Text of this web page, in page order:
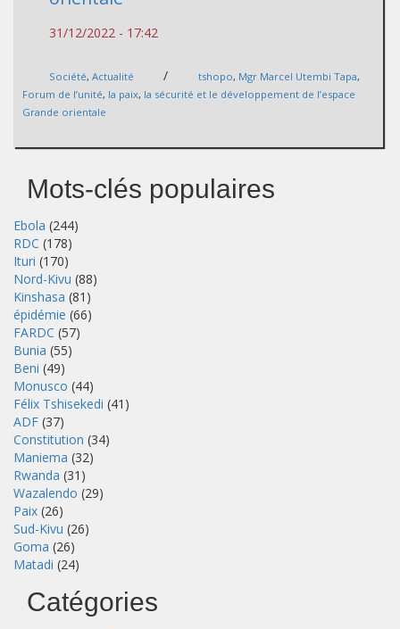
31/12/2022 - 17:42
Société, Actualité / tshopo, Mgr Marcel Utembi Tapa,
Forum de l’unité, la paix, la sécurité et le développement de l’espace
Grande orientale
Mots-clés populaires
Ebola (244)
RDC (178)
Ituri (170)
Nord-Kivu (88)
Kinshasa (81)
épidémie (66)
FARDC (57)
Bunia (55)
Beni (49)
Monusco (44)
Félix Tshisekedi (41)
ADF (37)
Constitution (34)
Maniema (32)
Rwanda (31)
Wazalendo (29)
Paix (26)
Sud-Kivu (26)
Goma (26)
Matadi (24)
Catégories